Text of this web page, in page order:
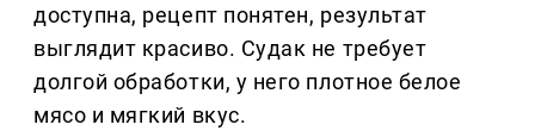
доступна, рецепт понятен, результат
выглядит красиво. Судак не требует
долгой обработки, у него плотное белое
мясо и мягкий вкус.